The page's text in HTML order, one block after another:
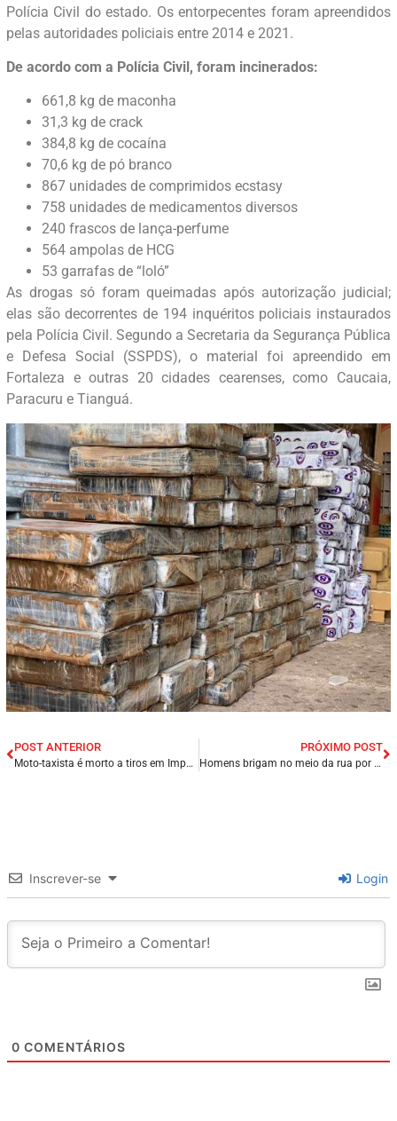
Polícia Civil do estado. Os entorpecentes foram apreendidos
pelas autoridades policiais entre 2014 e 2021.
De acordo com a Polícia Civil, foram incinerados:
661,8 kg de maconha
31,3 kg de crack
384,8 kg de cocaína
70,6 kg de pó branco
867 unidades de comprimidos ecstasy
758 unidades de medicamentos diversos
240 frascos de lança-perfume
564 ampolas de HCG
53 garrafas de “loló”
As drogas só foram queimadas após autorização judicial;
elas são decorrentes de 194 inquéritos policiais instaurados
pela Polícia Civil. Segundo a Secretaria da Segurança Pública
e Defesa Social (SSPDS), o material foi apreendido em
Fortaleza e outras 20 cidades cearenses, como Caucaia,
Paracuru e Tianguá.
POST ANTERIOR
Moto-taxista é morto a tiros em Imperatriz/MA.
PRÓXIMO POST
Homens brigam no meio da rua por causa de politica; BOLSONARISTA X PETISTA.
Inscrever-se Login
0 COMENTÁRIOS